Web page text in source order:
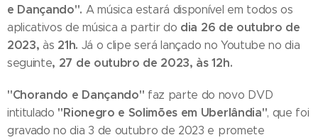
e Dançando". A música estará disponível em todos os
aplicativos de música a partir do dia 26 de outubro de
2023, às 21h. Já o clipe será lançado no Youtube no dia
seguinte, 27 de outubro de 2023, às 12h.
"Chorando e Dançando" faz parte do novo DVD
intitulado "Rionegro e Solimões em Uberlândia", que foi
gravado no dia 3 de outubro de 2023 e promete